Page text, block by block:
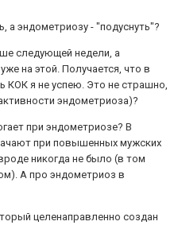
а эндометриозу - "подуснуть"?
следующей недели, а
на этой. Получается, что в
КОК я не успею. Это не страшно,
эндометриоза)?
при эндометриозе? В
при повышенных мужских
никогда не было (в том
А про эндометриоз в
целенаправленно создан